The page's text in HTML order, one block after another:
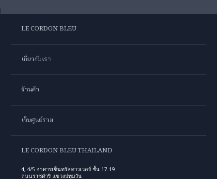
LE CORDON BLEU
เกี่ยวกับเรา
ร้านค้า
เว็บศูนย์รวม
LE CORDON BLEU THAILAND
4, 4/5 อาคารเซ็นทรัลทาวเวอร์ ชั้น 17-19
ถนนราชดำริ แขวงปทุมวัน